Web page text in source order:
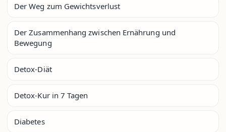
Der Weg zum Gewichtsverlust
Der Zusammenhang zwischen Ernährung und
Bewegung
Detox-Diät
Detox-Kur in 7 Tagen
Diabetes